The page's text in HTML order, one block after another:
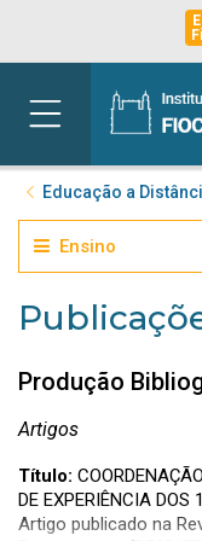
Educação a
Ensino
Produção
Artigos
Título:
DE EXPERIÊNCIA DOS
Artigo publicado na